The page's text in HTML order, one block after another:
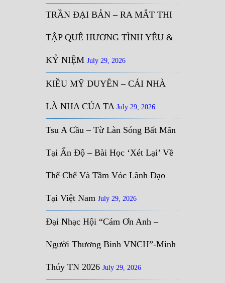
TRẦN ĐẠI BẢN – RA MẮT THI
TẬP QUÊ HƯƠNG TÌNH YÊU &
KỶ NIỆM July 29, 2026
KIỀU MỸ DUYÊN – CÁI NHÀ
LÀ NHA CỦA TA July 29, 2026
Tsu A Cầu – Từ Làn Sóng Bất Mãn
Tại Ấn Độ – Bài Học ‘Xét Lại’ Về
Thể Chế Và Tầm Vóc Lãnh Đạo
Tại Việt Nam July 29, 2026
Đại Nhạc Hội “Cám Ơn Anh –
Người Thương Binh VNCH”-Minh
Thúy TN 2026 July 29, 2026